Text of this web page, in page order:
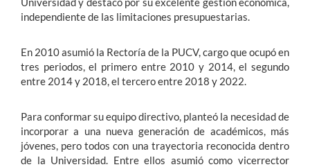
independiente de las limitaciones presupuestarias.
En 2010 asumió la Rectoría de la PUCV, cargo que ocupó en
tres periodos, el primero entre 2010 y 2014, el segundo
entre 2014 y 2018, el tercero entre 2018 y 2022.
Para conformar su equipo directivo, planteó la necesidad de
incorporar a una nueva generación de académicos, más
jóvenes, pero todos con una trayectoria reconocida dentro
de la Universidad. Entre ellos asumió como vicerrector